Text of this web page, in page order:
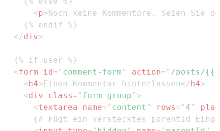
<p>Noch keine Kommentare. Seien Sie
</div>
<form id= " comment-form " action= " /posts/{{
<h4>Einen Kommentar hinterlassen</h4>
<div class= " form-group " >
<textarea name= " content " rows= "4 "